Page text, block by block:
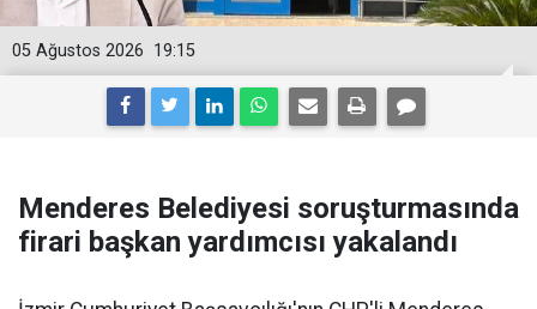
19:15
05 Ağustos 2026
Menderes Belediyesi soruşturmasında
firari başkan yardımcısı yakalandı